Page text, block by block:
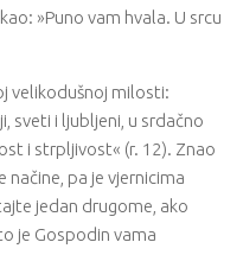
»Puno vam hvala. U srcu
velikodušnoj milosti:
sveti i ljubljeni, u srdačno
i strpljivost« (r. 12). Znao
načine, pa je vjernicima
jedan drugome, ako
je Gospodin vama